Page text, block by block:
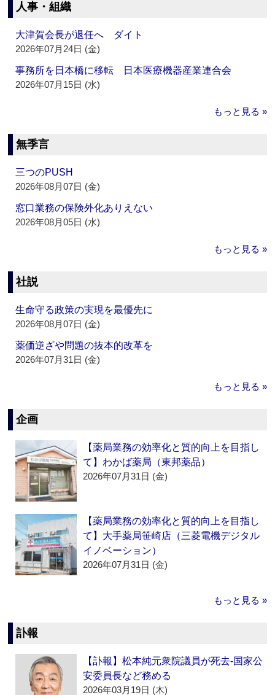
人事・組織
大津賀会長が退任へ ダイト
2026年07月24日 (金)
事務所を日本橋に移転 日本医療機器産業連合会
2026年07月15日 (水)
もっと見る »
無季言
三つのPUSH
2026年08月07日 (金)
窓口業務の保険外化ありえない
2026年08月05日 (水)
もっと見る »
社説
生命守る政策の実現を最優先に
2026年08月07日 (金)
薬価逆ざや問題の抜本的改革を
2026年07月31日 (金)
もっと見る »
企画
【薬局業務の効率化と質的向上を目指し
て】わかば薬局（東邦薬品）
2026年07月31日 (金)
【薬局業務の効率化と質的向上を目指し
て】大手薬局笹崎店（三菱電機デジタル
イノベーション）
2026年07月31日 (金)
もっと見る »
訃報
【訃報】松本純元衆院議員が死去‐国家公
安委員長など務める
2026年03月19日 (木)